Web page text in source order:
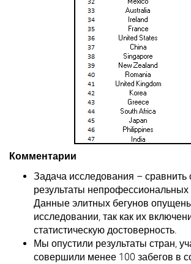
Комментарии
Задача исследования – сравнить
результаты непрофессиональных
Данные элитных бегунов
исследовании, так как их
статистическую достоверность.
Мы опустили результаты стран,
совершили менее 100 забегов в